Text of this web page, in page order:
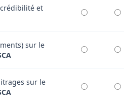
et
sur le
sur le